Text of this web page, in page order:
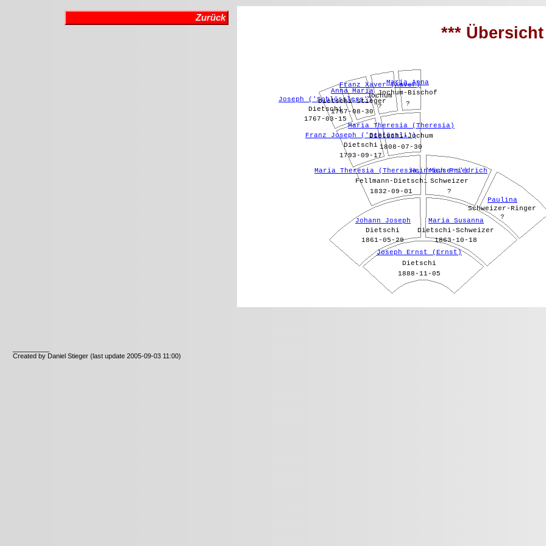
Zurück
***
Joseph Ernst (Ernst)
Dietschi
1888-11-05
Johann Joseph
Dietschi
1861-05-29
Maria Theresia (Theresia, 'Mausers')
Fellmann-Dietschi
1832-09-01
Franz Joseph ('Schlössli')
Dietschi
1793-09-17
Joseph ('Schlösslers')
Dietschi
1767-03-15
Anna Maria
Dietschi-Stieger
1767-08-30
Maria Theresia (Theresia)
Dietschi-Jochum
1808-07-30
Franz Xaver (Xaver)
Jochum
?
Maria Anna
Jochum-Bischof
?
Maria Susanna
Dietschi-Schweizer
1863-10-18
Heinrich Friedrich
Schweizer
?
Paulina
Schweizer-Ringer
?
Created by Daniel Stieger(last update 2005-09-03 11:00)